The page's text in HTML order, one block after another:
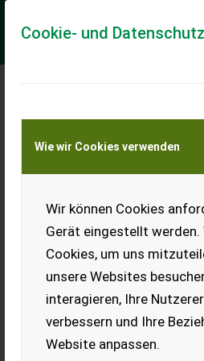
Cookie- und
Wie wir Cookies verwenden
Wir können Cookies
Gerät eingestellt werden.
Cookies, um uns
unsere Websites
interagieren, Ihre
verbessern und Ihre
Website anpassen.
Meine
Transport von Land-
KEINE
2
Kommode 110 × 46 × 85 cm, 106 ×